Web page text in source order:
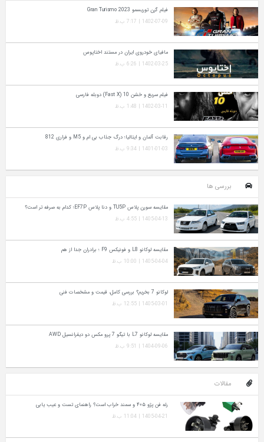
فیلم گرن توریسمو Gran Turismo 2023
1402-07-09 | 7:17 ب.ظ
مافیای خودروی ایران در مستند اختاپوس
1402-03-25 | 6:26 ب.ظ
فیلم سریع و خشن 10 (Fast X) دوبله فارسی
1402-03-11 | 1:48 ب.ظ
رقابت آلمان و ایتالیا؛ درگ جذاب بی ام و M5 و فراری 812
1401-01-03 | 9:34 ب.ظ
مقایسه سورن پلاس TU5P و دنا پلاس EF7P؛ کدام به‌ صرفه‌ تر است؟
1405-04-13 | 4:55 ب.ظ
مقایسه لوکانو L8 و فونیکس F9 ؛ برادران جدا از هم
1405-04-04 | 10:00 ب.ظ
لوکانو 7 بخریم؟ بررسی کامل، قیمت و مشخصات فنی
1405-03-01 | 12:55 ب.ظ
مقایسه لوکانو L7 با تیگو 7 پرو مکس دو دیفرانسیل AWD
1404-09-06 | 9:51 ب.ظ
رله فن پژو ۴۰۵ و سمند خراب است؟ راهنمای تست و عیب‌ یابی
1405-04-21 | 11:04 ب.ظ